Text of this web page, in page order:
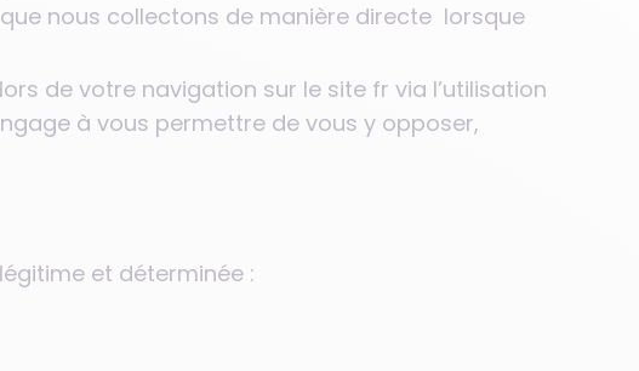
nous collectons de manière directe lorsque
de votre navigation sur le site fr via l’utilisation
à vous permettre de vous y opposer,
et déterminée :